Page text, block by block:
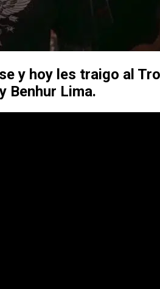
y hoy les traigo al
Benhur Lima.